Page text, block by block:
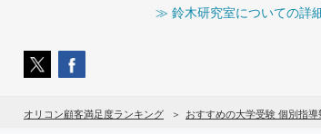
≫ 鈴木研究室についての詳
オリコン顧客満足度ランキング おすすめの大学受験 個別指